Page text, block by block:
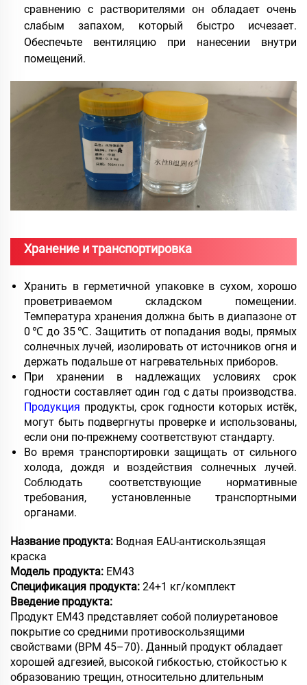
сравнению с растворителями он обладает очень
слабым запахом, который быстро исчезает.
Обеспечьте вентиляцию при нанесении внутри
помещений.
Хранение и транспортировка
Хранить в герметичной упаковке в сухом, хорошо
проветриваемом складском помещении.
Температура хранения должна быть в диапазоне от
0 ℃ до 35 ℃. Защитить от попадания воды, прямых
солнечных лучей, изолировать от источников огня и
держать подальше от нагревательных приборов.
При хранении в надлежащих условиях срок
годности составляет один год с даты производства.
Продукция продукты, срок годности которых истёк,
могут быть подвергнуты проверке и использованы,
если они по-прежнему соответствуют стандарту.
Во время транспортировки защищать от сильного
холода, дождя и воздействия солнечных лучей.
Соблюдать соответствующие нормативные
требования, установленные транспортными
органами.
Название продукта: Водная EAU-антискользящая
краска
Модель продукта: EM43
Спецификация продукта: 24+1 кг/комплект
Введение продукта:
Продукт EM43 представляет собой полиуретановое
покрытие со средними противоскользящими
свойствами (BPM 45–70). Данный продукт обладает
хорошей адгезией, высокой гибкостью, стойкостью к
образованию трещин, относительно длительным